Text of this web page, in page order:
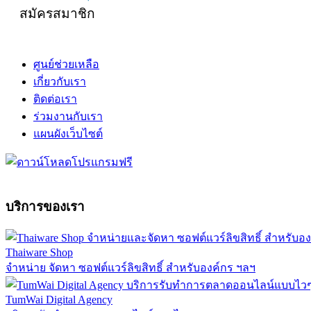
สมัครสมาชิก
ศูนย์ช่วยเหลือ
เกี่ยวกับเรา
ติดต่อเรา
ร่วมงานกับเรา
แผนผังเว็บไซต์
บริการของเรา
Thaiware Shop
จำหน่าย จัดหา ซอฟต์แวร์ลิขสิทธิ์ สำหรับองค์กร ฯลฯ
TumWai Digital Agency